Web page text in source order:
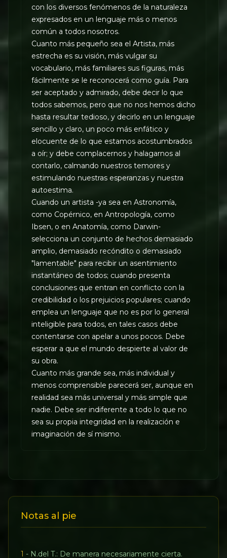
con los diversos fenómenos de la naturaleza
expresados en un lenguaje más o menos
común a todos nosotros.
Cuanto más pequeño sea el Artista, más
estrecha es su visión, más vulgar su
vocabulario, más familiares sus figuras, más
fácilmente se le reconocerá como guía. Para
ser aceptado y admirado, debe decir lo que
todos sabemos, pero que no nos hemos dicho
hasta resultar tedioso, y decirlo en un lenguaje
sencillo y claro, un poco más enfático y
elocuente de lo que estamos acostumbrados
a oír; y debe complacernos y halagarnos al
contarlo, calmando nuestros temores y
estimulando nuestras esperanzas y nuestra
autoestima.
Cuando un artista -ya sea en Astronomía,
como Copérnico, en Antropología, como
Ibsen, o en Anatomía, como Darwin-
selecciona un conjunto de hechos demasiado
amplio, demasiado recóndito o demasiado
"lamentable" para recibir un asentimiento
instantáneo de todos; cuando presenta
conclusiones que entran en conflicto con la
credibilidad o los prejuicios populares; cuando
emplea un lenguaje que no es por lo general
inteligible para todos, en tales casos debe
contentarse con apelar a unos pocos. Debe
esperar a que el mundo despierte al valor de
su obra.
Cuanto más grande sea, más individual y
menos comprensible parecerá ser, aunque en
realidad sea más universal y más simple que
nadie. Debe ser indiferente a todo lo que no
sea su propia integridad en la realización e
imaginación de sí mismo.
Notas al pie
1 - N.del T.: De manera necesariamente cierta.